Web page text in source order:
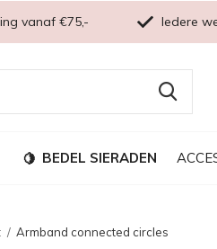
BEDEL SIERADEN
vanaf €75,- Iedere
Armband connected circles